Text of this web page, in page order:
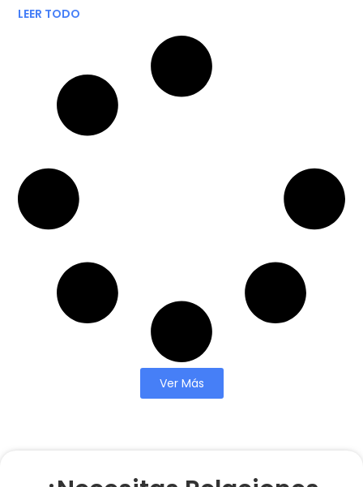
LEER TODO
Ver Más